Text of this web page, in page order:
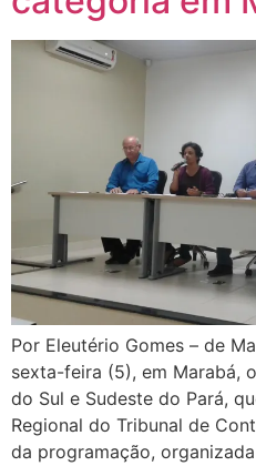
Por Eleutério Gomes – de
sexta-feira (5), em Marabá,
do Sul e Sudeste do Pará,
Regional do Tribunal de
da programação,